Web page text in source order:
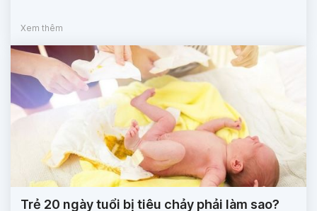
Xem thêm
Trẻ 20 ngày tuổi bị tiêu chảy phải làm sao?